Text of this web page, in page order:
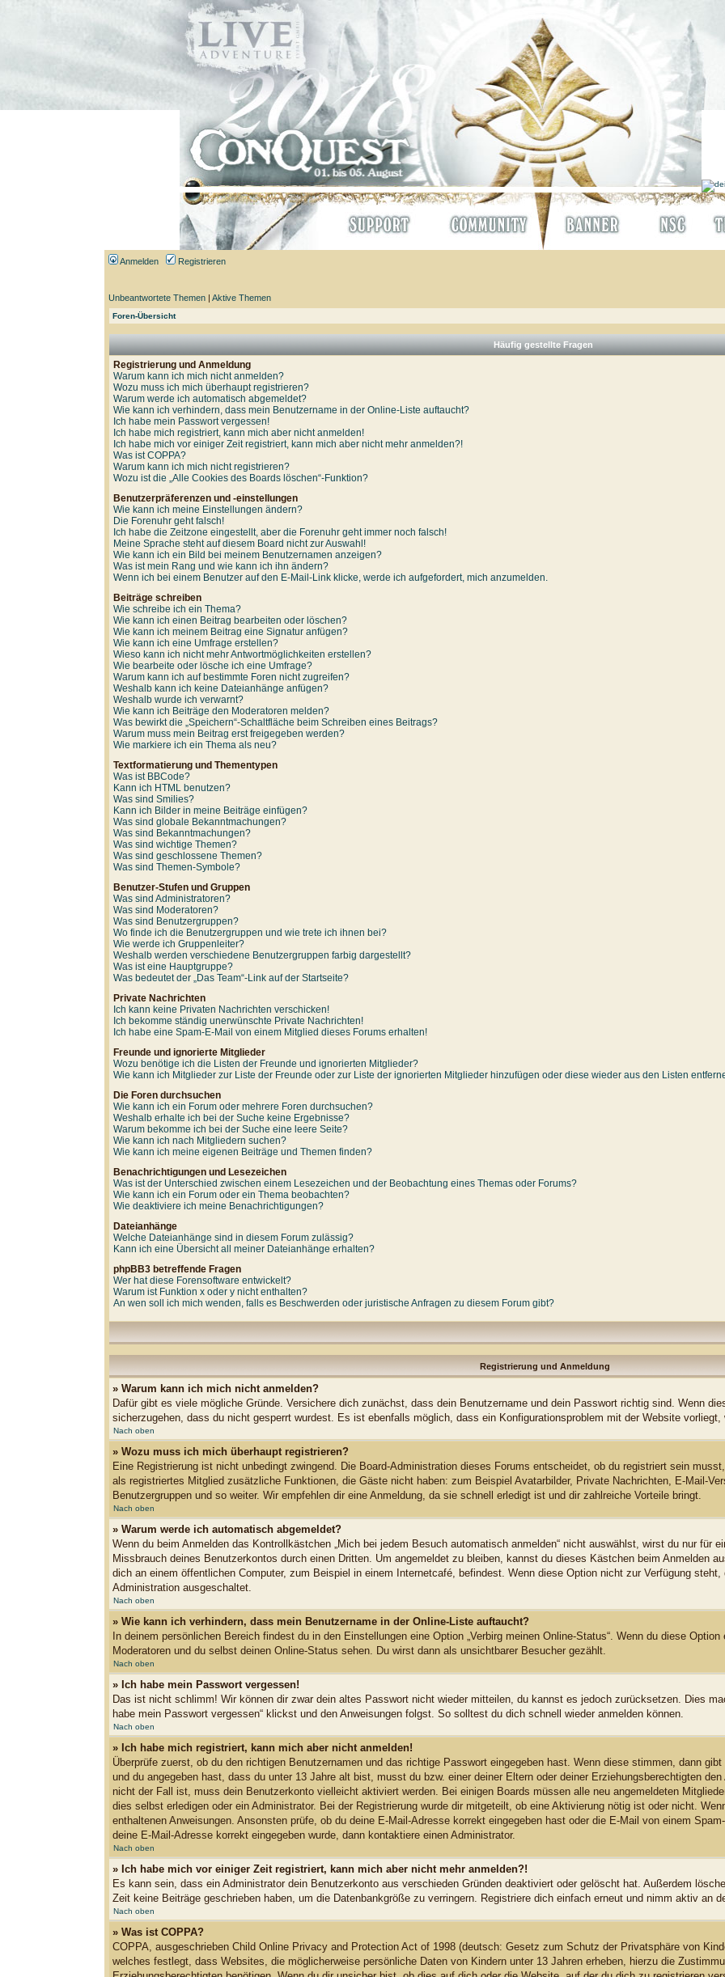
Anmelden Registrieren
Unbeantwortete Themen |Aktive Themen
Foren-Übersicht
Häufig gestellte Fragen
Registrierung und Anmeldung
Warum kann ich mich nicht anmelden?
Wozu muss ich mich überhaupt registrieren?
Warum werde ich automatisch abgemeldet?
Wie kann ich verhindern, dass mein Benutzername in der Online-Liste auftaucht?
Ich habe mein Passwort vergessen!
Ich habe mich registriert, kann mich aber nicht anmelden!
Ich habe mich vor einiger Zeit registriert, kann mich aber nicht mehr anmelden?!
Was ist COPPA?
Warum kann ich mich nicht registrieren?
Wozu ist die „Alle Cookies des Boards löschen“-Funktion?
Benutzerpräferenzen und -einstellungen
Wie kann ich meine Einstellungen ändern?
Die Forenuhr geht falsch!
Ich habe die Zeitzone eingestellt, aber die Forenuhr geht immer noch falsch!
Meine Sprache steht auf diesem Board nicht zur Auswahl!
Wie kann ich ein Bild bei meinem Benutzernamen anzeigen?
Was ist mein Rang und wie kann ich ihn ändern?
Wenn ich bei einem Benutzer auf den E-Mail-Link klicke, werde ich aufgefordert, mich anzumelden.
Beiträge schreiben
Wie schreibe ich ein Thema?
Wie kann ich einen Beitrag bearbeiten oder löschen?
Wie kann ich meinem Beitrag eine Signatur anfügen?
Wie kann ich eine Umfrage erstellen?
Wieso kann ich nicht mehr Antwortmöglichkeiten erstellen?
Wie bearbeite oder lösche ich eine Umfrage?
Warum kann ich auf bestimmte Foren nicht zugreifen?
Weshalb kann ich keine Dateianhänge anfügen?
Weshalb wurde ich verwarnt?
Wie kann ich Beiträge den Moderatoren melden?
Was bewirkt die „Speichern“-Schaltfläche beim Schreiben eines Beitrags?
Warum muss mein Beitrag erst freigegeben werden?
Wie markiere ich ein Thema als neu?
Textformatierung und Thementypen
Was ist BBCode?
Kann ich HTML benutzen?
Was sind Smilies?
Kann ich Bilder in meine Beiträge einfügen?
Was sind globale Bekanntmachungen?
Was sind Bekanntmachungen?
Was sind wichtige Themen?
Was sind geschlossene Themen?
Was sind Themen-Symbole?
Benutzer-Stufen und Gruppen
Was sind Administratoren?
Was sind Moderatoren?
Was sind Benutzergruppen?
Wo finde ich die Benutzergruppen und wie trete ich ihnen bei?
Wie werde ich Gruppenleiter?
Weshalb werden verschiedene Benutzergruppen farbig dargestellt?
Was ist eine Hauptgruppe?
Was bedeutet der „Das Team“-Link auf der Startseite?
Private Nachrichten
Ich kann keine Privaten Nachrichten verschicken!
Ich bekomme ständig unerwünschte Private Nachrichten!
Ich habe eine Spam-E-Mail von einem Mitglied dieses Forums erhalten!
Freunde und ignorierte Mitglieder
Wozu benötige ich die Listen der Freunde und ignorierten Mitglieder?
Wie kann ich Mitglieder zur Liste der Freunde oder zur Liste der ignorierten Mitglieder hinzufügen oder diese wieder aus den Listen
Die Foren durchsuchen
Wie kann ich ein Forum oder mehrere Foren durchsuchen?
Weshalb erhalte ich bei der Suche keine Ergebnisse?
Warum bekomme ich bei der Suche eine leere Seite?
Wie kann ich nach Mitgliedern suchen?
Wie kann ich meine eigenen Beiträge und Themen finden?
Benachrichtigungen und Lesezeichen
Was ist der Unterschied zwischen einem Lesezeichen und der Beobachtung eines Themas oder Forums?
Wie kann ich ein Forum oder ein Thema beobachten?
Wie deaktiviere ich meine Benachrichtigungen?
Dateianhänge
Welche Dateianhänge sind in diesem Forum zulässig?
Kann ich eine Übersicht all meiner Dateianhänge erhalten?
phpBB3 betreffende Fragen
Wer hat diese Forensoftware entwickelt?
Warum ist Funktion x oder y nicht enthalten?
An wen soll ich mich wenden, falls es Beschwerden oder juristische Anfragen zu diesem Forum gibt?
Registrierung und Anmeldung
» Warum kann ich mich nicht anmelden?
Dafür gibt es viele mögliche Gründe. Versichere dich zunächst, dass dein Benutzername und dein Passwort richtig sind. Wenn
sicherzugehen, dass du nicht gesperrt wurdest. Es ist ebenfalls möglich, dass ein Konfigurationsproblem mit der Website
Nach oben
» Wozu muss ich mich überhaupt registrieren?
Eine Registrierung ist nicht unbedingt zwingend. Die Board-Administration dieses Forums entscheidet, ob du registriert sein
als registriertes Mitglied zusätzliche Funktionen, die Gäste nicht haben: zum Beispiel Avatarbilder, Private Nachrichten, E-Mail-
Benutzergruppen und so weiter. Wir empfehlen dir eine Anmeldung, da sie schnell erledigt ist und dir zahlreiche Vorteile bringt.
Nach oben
» Warum werde ich automatisch abgemeldet?
Wenn du beim Anmelden das Kontrollkästchen „Mich bei jedem Besuch automatisch anmelden“ nicht auswählst, wirst du nur für
Missbrauch deines Benutzerkontos durch einen Dritten. Um angemeldet zu bleiben, kannst du dieses Kästchen beim Anmelden
dich an einem öffentlichen Computer, zum Beispiel in einem Internetcafé, befindest. Wenn diese Option nicht zur Verfügung
Administration ausgeschaltet.
Nach oben
» Wie kann ich verhindern, dass mein Benutzername in der Online-Liste auftaucht?
In deinem persönlichen Bereich findest du in den Einstellungen eine Option „Verbirg meinen Online-Status“. Wenn du diese
Moderatoren und du selbst deinen Online-Status sehen. Du wirst dann als unsichtbarer Besucher gezählt.
Nach oben
» Ich habe mein Passwort vergessen!
Das ist nicht schlimm! Wir können dir zwar dein altes Passwort nicht wieder mitteilen, du kannst es jedoch zurücksetzen. Dies
habe mein Passwort vergessen“ klickst und den Anweisungen folgst. So solltest du dich schnell wieder anmelden können.
Nach oben
» Ich habe mich registriert, kann mich aber nicht anmelden!
Überprüfe zuerst, ob du den richtigen Benutzernamen und das richtige Passwort eingegeben hast. Wenn diese stimmen, dann
und du angegeben hast, dass du unter 13 Jahre alt bist, musst du bzw. einer deiner Eltern oder deiner Erziehungsberechtigten
nicht der Fall ist, muss dein Benutzerkonto vielleicht aktiviert werden. Bei einigen Boards müssen alle neu angemeldeten
dies selbst erledigen oder ein Administrator. Bei der Registrierung wurde dir mitgeteilt, ob eine Aktivierung nötig ist oder nicht.
enthaltenen Anweisungen. Ansonsten prüfe, ob du deine E-Mail-Adresse korrekt eingegeben hast oder die E-Mail von einem
deine E-Mail-Adresse korrekt eingegeben wurde, dann kontaktiere einen Administrator.
Nach oben
» Ich habe mich vor einiger Zeit registriert, kann mich aber nicht mehr anmelden?!
Es kann sein, dass ein Administrator dein Benutzerkonto aus verschieden Gründen deaktiviert oder gelöscht hat. Außerdem
Zeit keine Beiträge geschrieben haben, um die Datenbankgröße zu verringern. Registriere dich einfach erneut und nimm aktiv an
Nach oben
» Was ist COPPA?
COPPA, ausgeschrieben Child Online Privacy and Protection Act of 1998 (deutsch: Gesetz zum Schutz der Privatsphäre von
welches festlegt, dass Websites, die möglicherweise persönliche Daten von Kindern unter 13 Jahren erheben, hierzu die